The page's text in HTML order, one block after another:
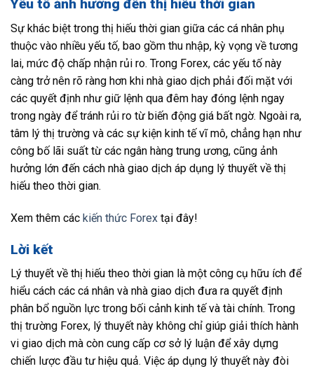
Yếu tố ảnh hưởng đến thị hiếu thời gian
Sự khác biệt trong thị hiếu thời gian giữa các cá nhân phụ
thuộc vào nhiều yếu tố, bao gồm thu nhập, kỳ vọng về tương
lai, mức độ chấp nhận rủi ro. Trong Forex, các yếu tố này
càng trở nên rõ ràng hơn khi nhà giao dịch phải đối mặt với
các quyết định như giữ lệnh qua đêm hay đóng lệnh ngay
trong ngày để tránh rủi ro từ biến động giá bất ngờ. Ngoài ra,
tâm lý thị trường và các sự kiện kinh tế vĩ mô, chẳng hạn như
công bố lãi suất từ các ngân hàng trung ương, cũng ảnh
hưởng lớn đến cách nhà giao dịch áp dụng lý thuyết về thị
hiếu theo thời gian.
Xem thêm các kiến thức Forex tại đây!
Lời kết
Lý thuyết về thị hiếu theo thời gian là một công cụ hữu ích để
hiểu cách các cá nhân và nhà giao dịch đưa ra quyết định
phân bổ nguồn lực trong bối cảnh kinh tế và tài chính. Trong
thị trường Forex, lý thuyết này không chỉ giúp giải thích hành
vi giao dịch mà còn cung cấp cơ sở lý luận để xây dựng
chiến lược đầu tư hiệu quả. Việc áp dụng lý thuyết này đòi